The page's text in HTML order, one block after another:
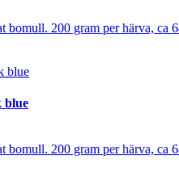
bomull. 200 gram per härva, ca
blue
bomull. 200 gram per härva, ca